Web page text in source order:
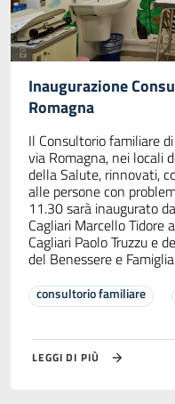
Inaugurazione
Romagna
Il Consultorio familiare
via Romagna, nei locali
della Salute, rinnovati,
alle persone con
11.30 sarà inaugurato
Cagliari Marcello Tidore
Cagliari Paolo Truzzu e
del Benessere e
consultorio familiare
LEGGI DI PIÙ